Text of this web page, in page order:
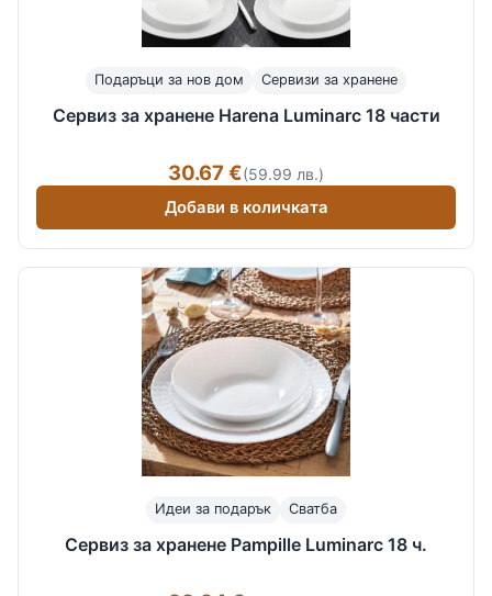
Подаръци за нов дом Сервизи за хранене
Сервиз за хранене Harena Luminarc 18 части
30.67 €(59.99 лв.)
Добави в количката
Идеи за подарък Сватба
Сервиз за хранене Pampille Luminarc 18 ч.